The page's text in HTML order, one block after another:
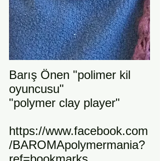
Barış Önen "polimer kil
oyuncusu"
"polymer clay player"
https://www.facebook.com
/BAROMApolymermania?